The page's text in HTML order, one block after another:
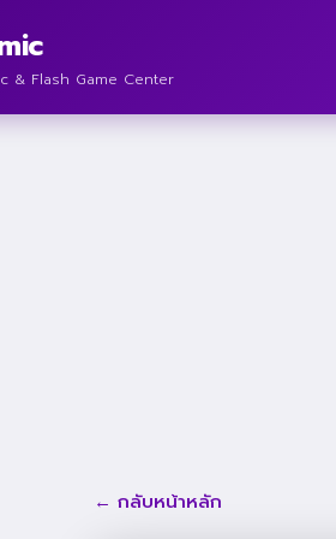
& Flash Game Center
← กลับหน้าหลัก